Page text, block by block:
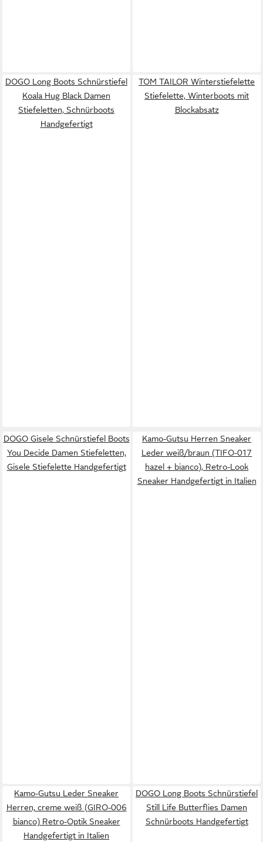
DOGO Long Boots Schnürstiefel
Koala Hug Black Damen
Stiefeletten, Schnürboots
Handgefertigt
TOM TAILOR Winterstiefelette
Stiefelette, Winterboots mit
Blockabsatz
DOGO Gisele Schnürstiefel Boots
You Decide Damen Stiefeletten,
Gisele Stiefelette Handgefertigt
Kamo-Gutsu Herren Sneaker
Leder weiß/braun (TIFO-017
hazel + bianco), Retro-Look
Sneaker Handgefertigt in Italien
Kamo-Gutsu Leder Sneaker
Herren, creme weiß (GIRO-006
bianco) Retro-Optik Sneaker
Handgefertigt in Italien
DOGO Long Boots Schnürstiefel
Still Life Butterflies Damen
Schnürboots Handgefertigt